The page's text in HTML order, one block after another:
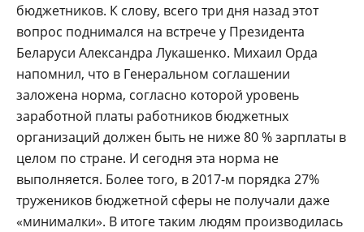
бюджетников. К слову, всего три дня назад этот
вопрос поднимался на встрече у Президента
Беларуси Александра Лукашенко. Михаил Орда
напомнил, что в Генеральном соглашении
заложена норма, согласно которой уровень
заработной платы работников бюджетных
организаций должен быть не ниже 80 % зарплаты в
целом по стране. И сегодня эта норма не
выполняется. Более того, в 2017-м порядка 27%
тружеников бюджетной сферы не получали даже
«минималки». В итоге таким людям производилась